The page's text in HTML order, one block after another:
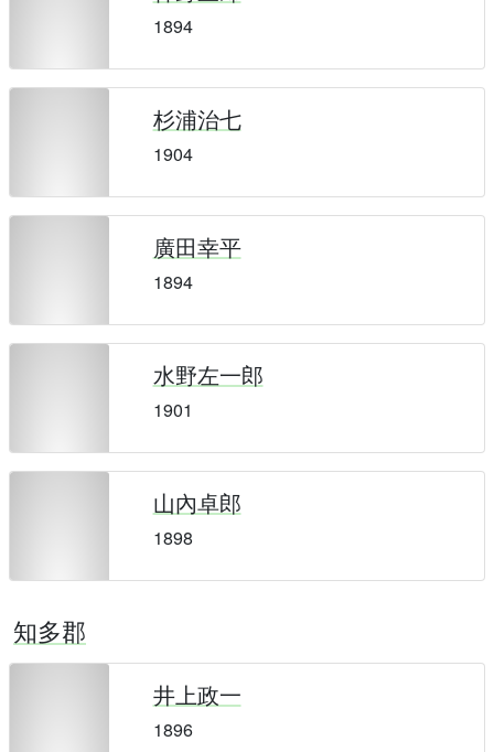
1894
杉浦治七
1904
廣田幸平
1894
水野左一郎
1901
山內卓郎
1898
知多郡
井上政一
1896